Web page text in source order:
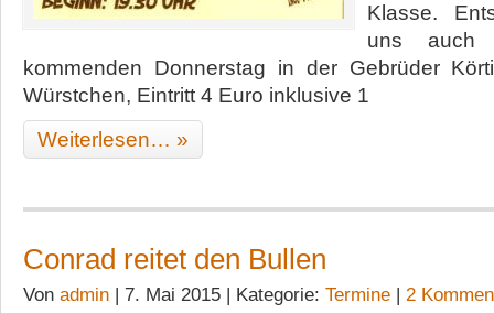
Klasse.
uns
kommenden Donnerstag in der Gebrüder
Würstchen, Eintritt 4 Euro inklusive 1
Weiterlesen… »
Conrad reitet den Bullen
Von admin | 7. Mai 2015 | Kategorie: Termine | 2